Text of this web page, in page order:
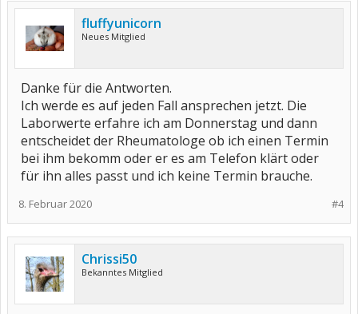
fluffyunicorn
Neues Mitglied
Danke für die Antworten.
Ich werde es auf jeden Fall ansprechen jetzt. Die
Laborwerte erfahre ich am Donnerstag und dann
entscheidet der Rheumatologe ob ich einen Termin
bei ihm bekomm oder er es am Telefon klärt oder
für ihn alles passt und ich keine Termin brauche.
#4
8. Februar 2020
Chrissi50
Bekanntes Mitglied